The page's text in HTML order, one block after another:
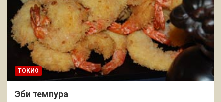
ТОКИО
Эби темпура